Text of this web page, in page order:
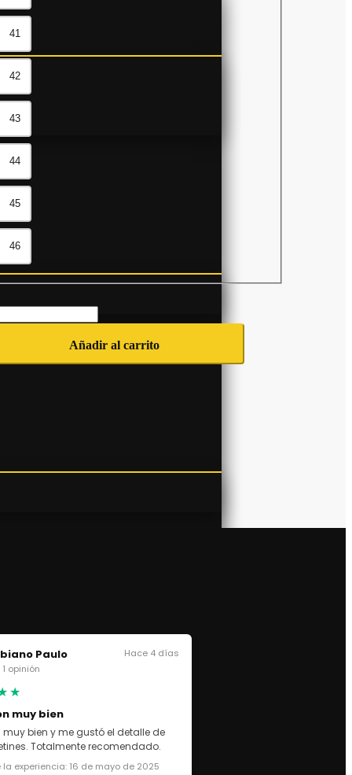
41
42
43
44
45
46
Añadir al carrito
Paulo
1 opinión
Hace 4 días
muy bien
muy bien y me gustó el detalle de
Totalmente recomendado.
la experiencia: 16 de mayo de 2025